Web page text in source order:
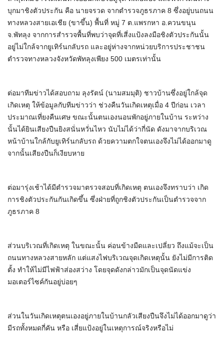
บุกมาชิงตัวประกัน คือ นายจรวด จากตำรวจภูธรภาค 8 ซึ่งอยู่บนถนน
ทางหลวงสายเอเชีย (ขาขึ้น) พื้นที่ หมู่ 7 ต.แพรกหา อ.ควนขนุน
จ.พัทลุง จากการสำรวจพื้นที่พบว่าจุดที่เสี่งแป้งลงมือชิงตัวประกันนั้น
อยู่ไม่ใกล้จากยูเทิร์นกลับรถ และอยู่ห่างจากหน่วยบริการประชาชน
ตำรวจทางหลวงจังหวัดพัทลุงเพียง 500 เมตรเท่านั้น
ต่อมาทีมข่าวได้สอบถาม ลุงรัตน์ (นามสมมุติ) ชาวบ้านซึ่งอยู่ใกล้จุด
เกิดเหตุ ให้ข้อมูลกับทีมข่าวว่า ช่วงคืนวันเกิดเหตุเมื่อ 4 ปีก่อน เวลา
ประมาณเที่ยงคืนเศษ ขณะนั้นตนเองนอนพักอยู่ภายในบ้าน ระหว่าง
นั้นได้ยินเสียงปืนยิงสนั่นหวั่นไหว นับไม่ได้ว่ากี่นัด ดังมาจากบริเวณ
หน้าบ้านใกล้กับยูเทิร์นกลับรถ ด้วยความตกใจตนเองจึงไม่ได้ออกมาดู
จากนั้นเสียงปืนก็เงียบหาย
ต่อมารุ่งเช้าได้มีตำรวจมาตรวจสอบที่เกิดเหตุ ตนเองจึงทราบว่า เกิด
การชิงตัวประกันกันเกิดขึ้น ซึ่งฝ่ายที่ถูกชิงตัวประกันเป็นตำรวจจาก
ภูธรภาค 8
ส่วนบริเวณที่เกิดเหตุ ในขณะนั้น ค่อนข้างมืดและเปลี่ยว ถึงแม้จะเป็น
ถนนทางหลวงสายหลัก แต่แสงไฟบริเวณจุดเกิดเหตุนั้น ยังไม่มีการติด
ตั้ง ทำให้ไม่มีไฟฟ้าส่องสว่าง โดยจุดดังกล่าวมักเป็นจุดนัดแข่ง
มอเตอร์ไซค์กันอยู่บ่อยๆ
ส่วนในวันเกิดเหตุตนเองอยู่ภายในบ้านกลัวเสียงปืนจึงไม่ได้ออกมาดูว่า
มีรถทั้งหมดกี่คัน หรือ เสี่ยแป้งอยู่ในเหตุการณ์จริงหรือไม่